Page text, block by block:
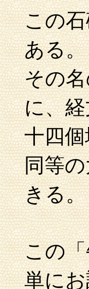
この
ある。
その
に、
十四
同等
きる。
この
単に